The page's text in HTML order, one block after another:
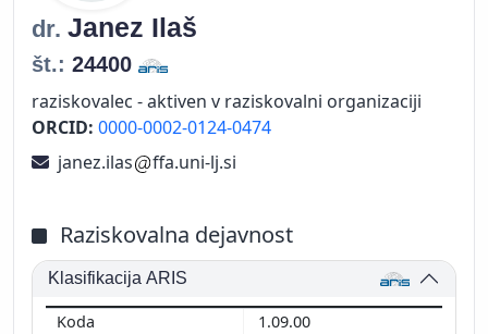
dr. Janez Ilaš
št.: 24400
raziskovalec - aktiven v raziskovalni organizaciji
ORCID: 0000-0002-0124-0474
janez.ilas
ffa.uni-lj.si
Raziskovalna dejavnost
Klasifikacija ARIS
1.09.00